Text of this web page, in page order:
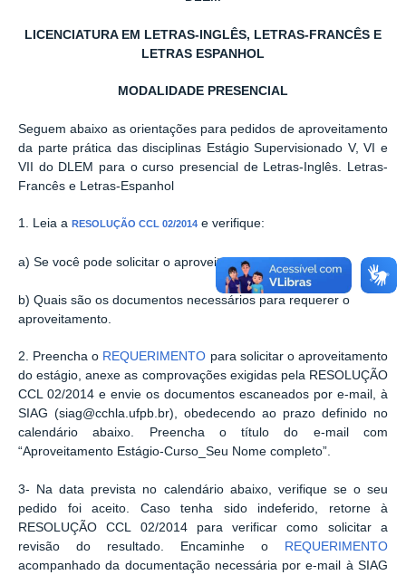
LICENCIATURA EM LETRAS-INGLÊS, LETRAS-FRANCÊS E
LETRAS ESPANHOL
MODALIDADE PRESENCIAL
Seguem abaixo as orientações para pedidos de aproveitamento
da parte prática das disciplinas Estágio Supervisionado V, VI e
VII do DLEM para o curso presencial de Letras-Inglês. Letras-
Francês e Letras-Espanhol
1. Leia a RESOLUÇÃO CCL 02/2014 e verifique:
a) Se você pode solicitar o aproveitamento do estágio;
b) Quais são os documentos necessários para requerer o
aproveitamento.
2. Preencha o REQUERIMENTO para solicitar o aproveitamento
do estágio, anexe as comprovações exigidas pela RESOLUÇÃO
CCL 02/2014 e envie os documentos escaneados por e-mail, à
SIAG (siag@cchla.ufpb.br), obedecendo ao prazo definido no
calendário abaixo. Preencha o título do e-mail com
“Aproveitamento Estágio-Curso_Seu Nome completo”.
3- Na data prevista no calendário abaixo, verifique se o seu
pedido foi aceito. Caso tenha sido indeferido, retorne à
RESOLUÇÃO CCL 02/2014 para verificar como solicitar a
revisão do resultado. Encaminhe o REQUERIMENTO
acompanhado da documentação necessária por e-mail à SIAG